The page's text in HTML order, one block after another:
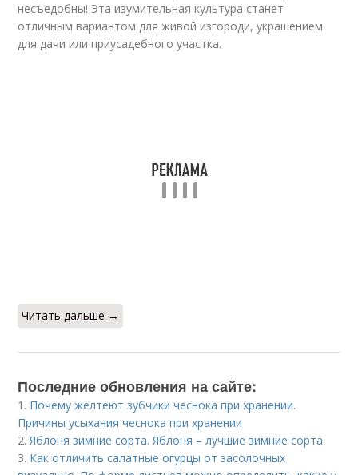
несъедобны! Эта изумительная культура станет
отличным вариантом для живой изгороди, украшением
для дачи или приусадебного участка.
Читать дальше →
Последние обновления на сайте:
1. Почему желтеют зубчики чеснока при хранении.
Причины усыхания чеснока при хранении
2.Яблоня зимние сорта. Яблоня – лучшие зимние сорта
3. Как отличить салатные огурцы от засолочных